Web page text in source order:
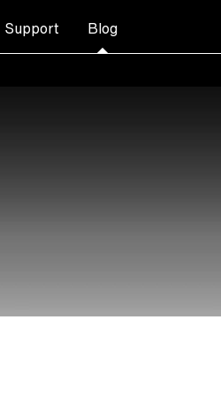
Support Blog